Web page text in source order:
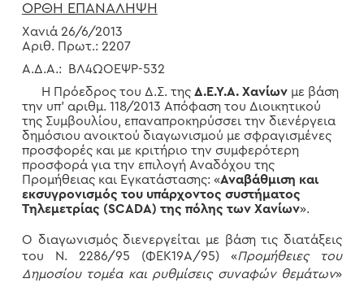
ΟΡΘΗ ΕΠΑΝΑΛΗΨΗ
Χανιά 26/6/2013
Αριθ. Πρωτ.: 2207
Α.Δ.Α.: ΒΛ4ΩΟΕΨΡ-532
Η Πρόεδρος του Δ.Σ. της Δ.Ε.Υ.Α. Χανίωνμε βάση
την υπ’ αριθμ. 118/2013 Απόφαση του Διοικητικού
της Συμβουλίου, επαναπροκηρύσσει την διενέργεια
δημόσιου ανοικτού διαγωνισμού με σφραγισμένες
προσφορές και με κριτήριο την συμφερότερη
προσφορά για την επιλογή Αναδόχου της
Προμήθειας και Εγκατάστασης: «Αναβάθμιση και
εκσυγρονισμός του υπάρχοντος συστήματος
Τηλεμετρίας (SCADA) της πόλης των Χανίων».
Ο διαγωνισμός διενεργείται με βάση τις διατάξεις
του Ν. 2286/95 (ΦΕΚ19Α/95) «Προμήθειες του
Δημοσίου τομέα και ρυθμίσεις συναφών θεμάτων»